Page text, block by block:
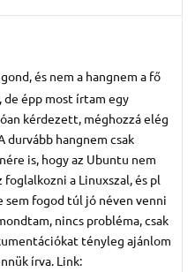
és nem a hangnem a fő
de épp most írtam egy
kérdezett, méghozzá elég
durvább hangnem csak
is, hogy az Ubuntu nem
a Linuxszal, és pl
sem fogod túl jó néven venni
nincs probléma, csak
tényleg ajánlom
írva. Link: